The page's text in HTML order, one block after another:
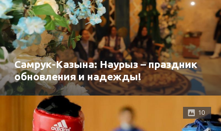
Самрук-Казына: Наурыз – праздник
обновления и надежды!
10